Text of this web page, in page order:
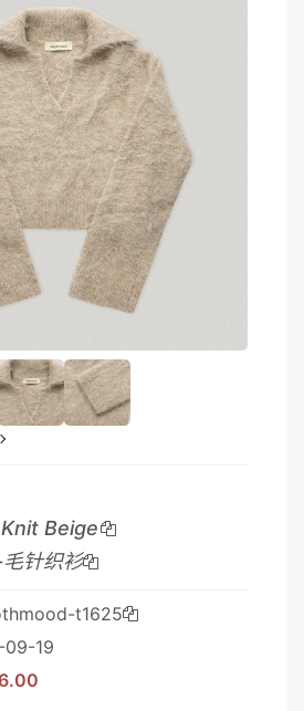
Beige
针织衫
t1625
09-19